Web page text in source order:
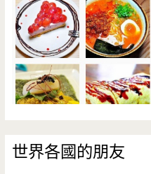
世界各國的朋友